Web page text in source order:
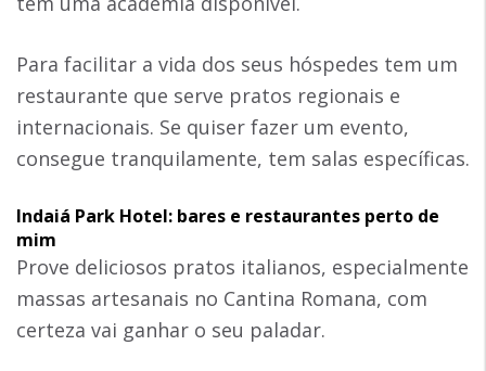
Para facilitar a vida dos seus hóspedes tem um
restaurante que serve pratos regionais e
internacionais. Se quiser fazer um evento,
consegue tranquilamente, tem salas específicas.
Indaiá Park Hotel: bares e restaurantes perto de
mim
Prove deliciosos pratos italianos, especialmente
massas artesanais no Cantina Romana, com
certeza vai ganhar o seu paladar.